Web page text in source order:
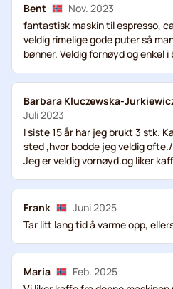
Bent
Nov. 2023
fantastisk maskin til espresso,
veldig rimelige gode puter så
bønner. Veldig fornøyd og enkel i
Barbara Kluczewska-
Juli 2023
I siste 15 år har jeg brukt 3 stk.
sted ,hvor bodde jeg veldig ofte./
Jeg er veldig vornøyd.og liker
Frank
Juni 2025
Tar litt lang tid å varme opp,
Maria
Feb. 2025